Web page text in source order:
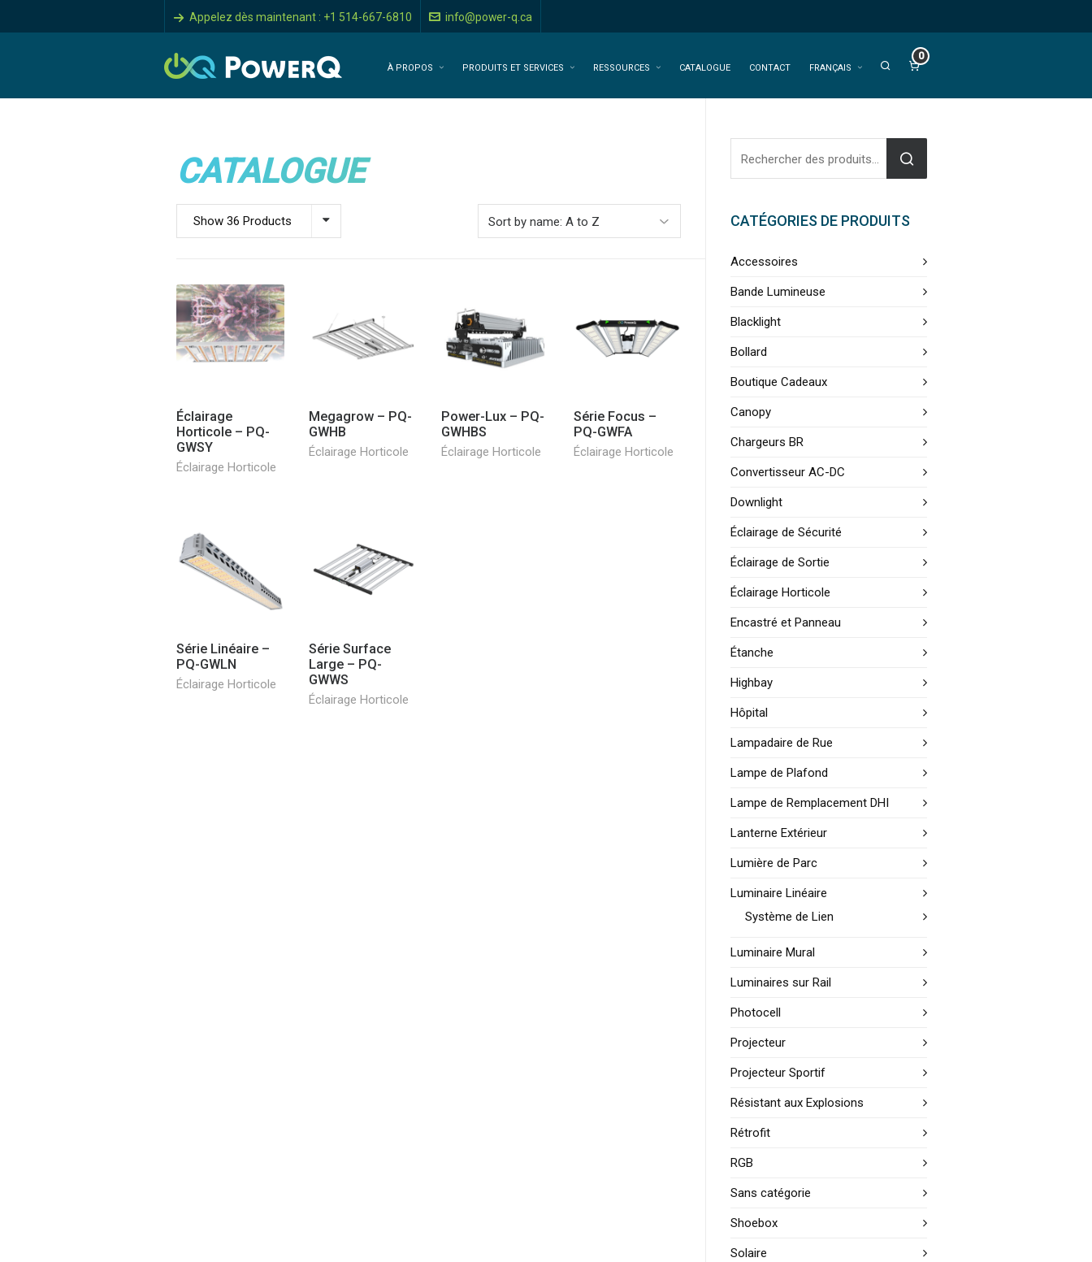
Appelez dès maintenant : +1 514-667-6810 info@power-q.ca
À PROPOS PRODUITS ET SERVICES RESSOURCES CATALOGUE CONTACT FRANÇAIS
0
CATALOGUE
Show 36 Products
Éclairage
Horticole – PQ-
GWSY
Éclairage Horticole
Megagrow – PQ-
GWHB
Éclairage Horticole
Power-Lux – PQ-
GWHBS
Éclairage Horticole
Série Focus –
PQ-GWFA
Éclairage Horticole
Série Linéaire –
PQ-GWLN
Éclairage Horticole
Série Surface
Large – PQ-
GWWS
Éclairage Horticole
CATÉGORIES DE PRODUITS
Accessoires
Bande Lumineuse
Blacklight
Bollard
Boutique Cadeaux
Canopy
Chargeurs BR
Convertisseur AC-DC
Downlight
Éclairage de Sécurité
Éclairage de Sortie
Éclairage Horticole
Encastré et Panneau
Étanche
Highbay
Hôpital
Lampadaire de Rue
Lampe de Plafond
Lampe de Remplacement DHI
Lanterne Extérieur
Lumière de Parc
Luminaire Linéaire
Système de Lien
Luminaire Mural
Luminaires sur Rail
Photocell
Projecteur
Projecteur Sportif
Résistant aux Explosions
Rétrofit
RGB
Sans catégorie
Shoebox
Solaire